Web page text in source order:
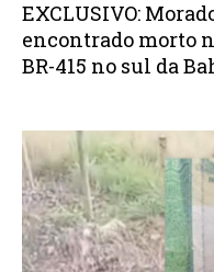
EXCLUSIVO:
encontrado morto
BR-415 no sul da